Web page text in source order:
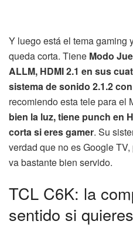
Y luego está el tema gaming
queda corta. Tiene Modo
ALLM, HDMI 2.1 en sus
sistema de sonido 2.1.2
recomiendo esta tele para el
bien la luz, tiene punch en
corta si eres gamer. Su
verdad que no es Google
va bastante bien servido.
TCL C6K: la
sentido si